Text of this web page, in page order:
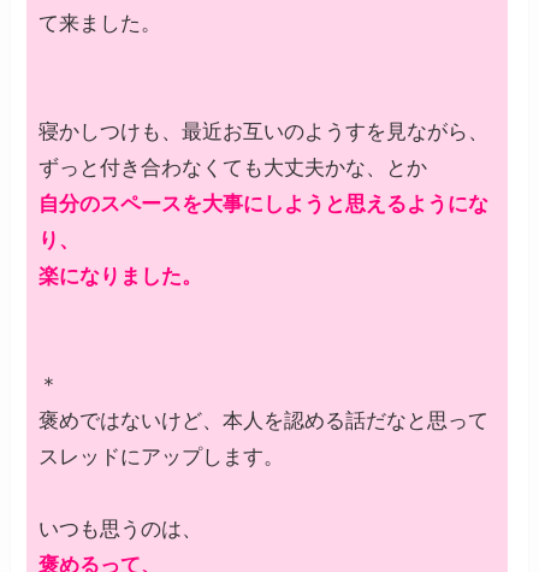
て来ました。
寝かしつけも、最近お互いのようすを見ながら、
ずっと付き合わなくても大丈夫かな、とか
自分のスペースを大事にしようと思えるようにな
り、
楽になりました。
＊
褒めではないけど、本人を認める話だなと思って
スレッドにアップします。
いつも思うのは、
褒めるって、